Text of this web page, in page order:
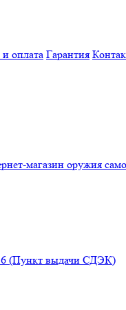
оплата Гарантия
(Пункт выдачи СДЭК)